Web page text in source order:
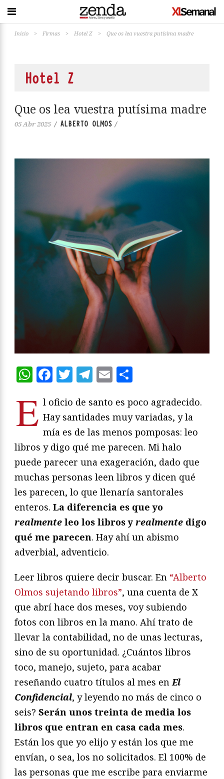
Inicio > Firmas > Hotel Z > Que os lea vuestra putísima madre
Hotel Z
Que os lea vuestra putísima madre
05 Abr 2025 / ALBERTO OLMOS /
WhatsApp
Facebook
Twitter
Telegram
Email
E l oficio de santo es poco agradecido.
Hay santidades muy variadas, y la
mía es de las menos pomposas: leo
libros y digo qué me parecen. Mi halo
puede parecer una exageración, dado que
muchas personas leen libros y dicen qué
les parecen, lo que llenaría santorales
enteros. La diferencia es que yo
realmente leo los libros y realmente digo
qué me parecen. Hay ahí un abismo
adverbial, adventicio.
Leer libros quiere decir buscar. En “Alberto
Olmos sujetando libros”, una cuenta de X
que abrí hace dos meses, voy subiendo
fotos con libros en la mano. Ahí trato de
llevar la contabilidad, no de unas lecturas,
sino de su oportunidad. ¿Cuántos libros
toco, manejo, sujeto, para acabar
reseñando cuatro títulos al mes enEl
Confidencial, y leyendo no más de cinco o
seis? Serán unos treinta de media los
libros que entran en casa cada mes.
Están los que yo elijo y están los que me
envían, o sea, los no solicitados. El 100% de
las personas que me escribe para enviarme